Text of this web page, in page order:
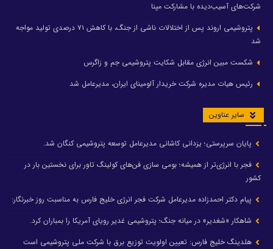
شرکت‌های آسیب‌دیده با مشارکت مپنا
پتروشیمی اروند پس از اختلالات ناشی از جنگ، با کاهش ۷۱ درصدی تولید مواجه
شد
شکست مبین انرژی مقابل شکایت پتروشیمی جم و زاگرس
رئیس هیات مدیره شرکت خریدار آلومینای ایران، مدیرعامل شد
سایر عناوین
پایان سرپرستی؛ یزدانی کاشانی مدیرعامل توسعه پتروشیمی کنگان شد.
فجر با انرژی‌تر از همیشه؛ بومی سازی فن‌های کولینگ تاور برای نخستین بار در
کشور
پیام دکتر احمدزاده مدیرعامل شرکت فجر انرژی خلیج فارس به مناسبت روز خبرنگار:
شاهکار «شغدیر» در میانه جنگ؛ پتروشیمی غدیر رویای آمریکا را بمباران کرد.
هلدینگ خلیج فارس: تعیین اولویت توزیع برق با شرکت ملی پتروشیمی است